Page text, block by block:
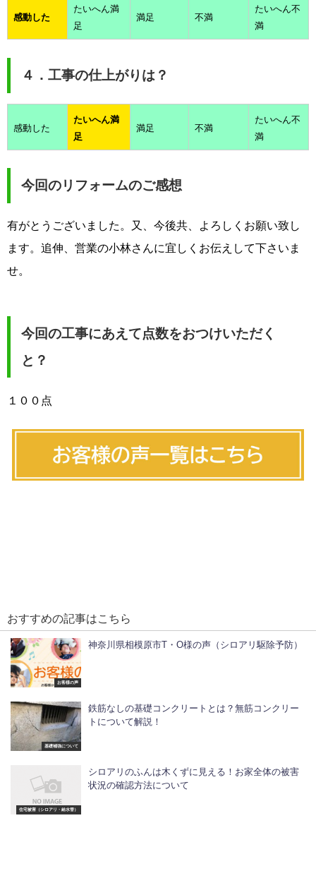
感動した
たいへん満
足
満足 不満
たいへん不
満
４．工事の仕上がりは？
感動した
たいへん満
足
満足 不満
たいへん不
満
今回のリフォームのご感想
有がとうございました。又、今後共、よろしくお願い致し
ます。追伸、営業の小林さんに宜しくお伝えして下さいま
せ。
今回の工事にあえて点数をおつけいただく
と？
１００点
おすすめの記事はこちら
お客様の声
神奈川県相模原市T・O様の声（シロアリ駆除予防）
基礎補強について
鉄筋なしの基礎コンクリートとは？無筋コンクリー
トについて解説！
住宅被害（シロアリ・給水管）
シロアリのふんは木くずに見える！お家全体の被害
状況の確認方法について